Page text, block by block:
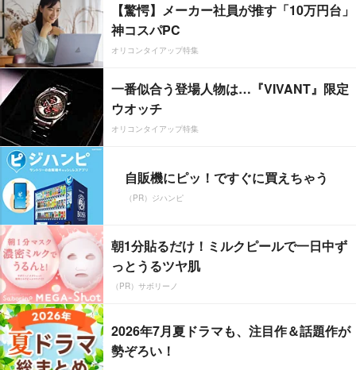
【驚愕】メーカー社員が推す「10万円台」
神コスパPC
オリコンタイアップ特集
一番似合う登場人物は…『VIVANT』限定
ウオッチ
オリコンタイアップ特集
自販機にピッ！ですぐに買えちゃう
（PR）ジハンピ
朝1分貼るだけ！ミルクピールで一日中ず
っとうるツヤ肌
（PR）サボリーノ
2026年7月夏ドラマも、注目作＆話題作が
勢ぞろい！